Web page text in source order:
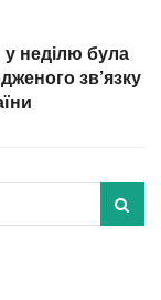
неділю була
зв’язку